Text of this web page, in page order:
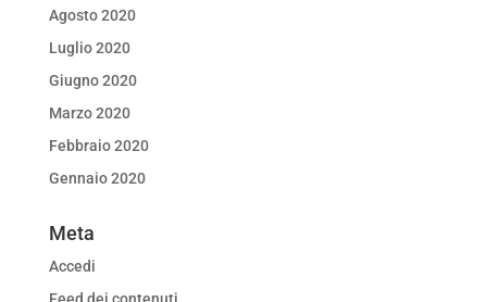
Agosto 2020
Luglio 2020
Giugno 2020
Marzo 2020
Febbraio 2020
Gennaio 2020
Meta
Accedi
Feed dei contenuti